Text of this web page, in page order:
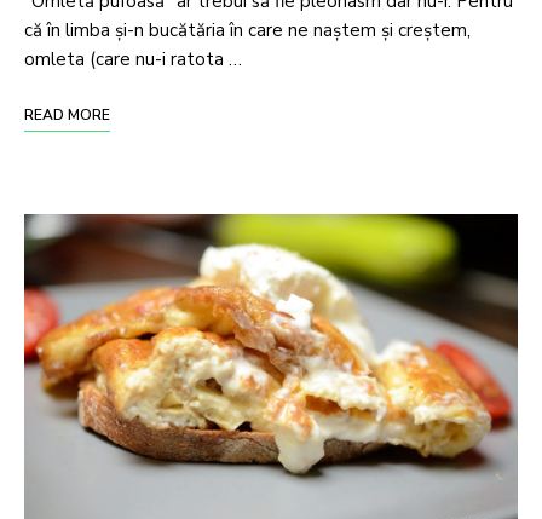
că în limba și-n bucătăria în care ne naștem și creștem,
omleta (care nu-i ratota …
READ MORE